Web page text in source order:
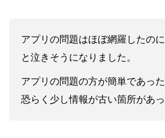
アプリの問題はほぼ網羅したのに
と泣きそうになりました。
アプリの問題の方が簡単であった
恐らく少し情報が古い箇所があっ